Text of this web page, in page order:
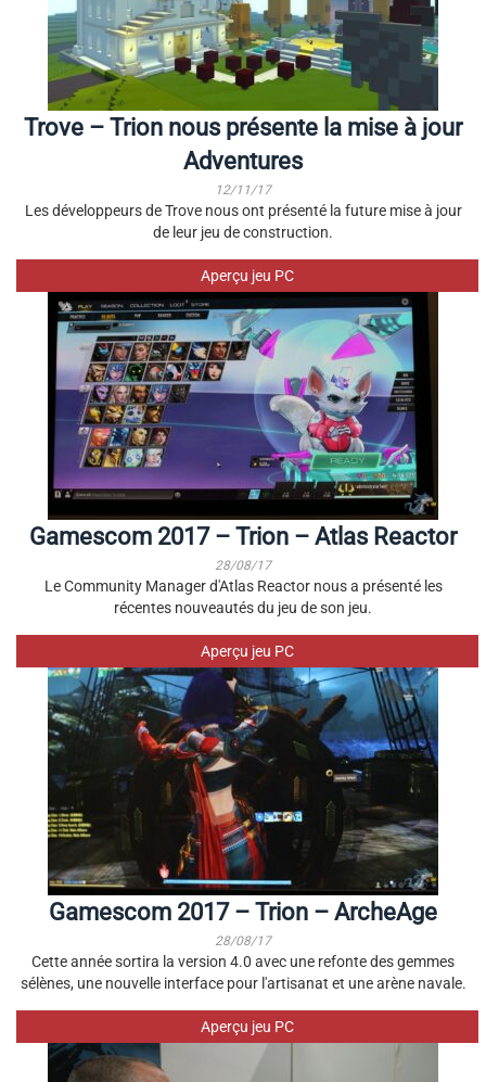
Trove – Trion nous présente la mise à jour
Adventures
12/11/17
Les développeurs de Trove nous ont présenté la future mise à jour
de leur jeu de construction.
Aperçu jeu PC
Gamescom 2017 – Trion – Atlas Reactor
28/08/17
Le Community Manager d'Atlas Reactor nous a présenté les
récentes nouveautés du jeu de son jeu.
Aperçu jeu PC
Gamescom 2017 – Trion – ArcheAge
28/08/17
Cette année sortira la version 4.0 avec une refonte des gemmes
sélènes, une nouvelle interface pour l'artisanat et une arène navale.
Aperçu jeu PC